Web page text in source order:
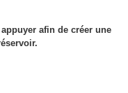
afin de créer une